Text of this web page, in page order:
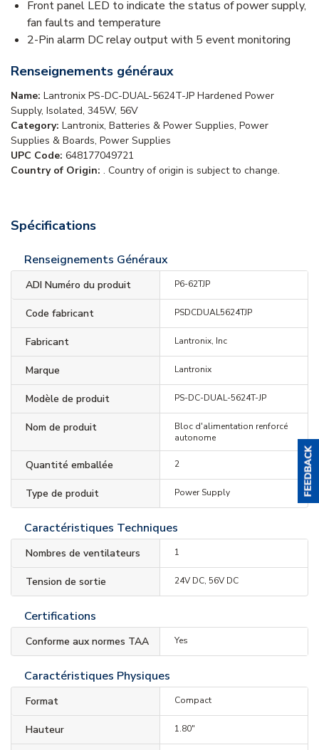
Front panel LED to indicate the status of power supply,
fan faults and temperature
2-Pin alarm DC relay output with 5 event monitoring
Renseignements généraux
Name: Lantronix PS-DC-DUAL-5624T-JP Hardened Power
Supply, Isolated, 345W, 56V
Category: Lantronix, Batteries & Power Supplies, Power
Supplies & Boards, Power Supplies
UPC Code: 648177049721
Country of Origin: . Country of origin is subject to change.
Spécifications
Renseignements Généraux
ADI Numéro du produit P6-62TJP
Code fabricant PSDCDUAL5624TJP
Fabricant Lantronix, Inc
Marque Lantronix
Modèle de produit PS-DC-DUAL-5624T-JP
Nom de produit
Bloc d'alimentation renforcé
autonome
Quantité emballée 2
Type de produit Power Supply
Caractéristiques Techniques
Nombres de ventilateurs 1
Tension de sortie 24V DC, 56V DC
Certifications
Conforme aux normes TAA Yes
Caractéristiques Physiques
Format Compact
Hauteur 1.80"